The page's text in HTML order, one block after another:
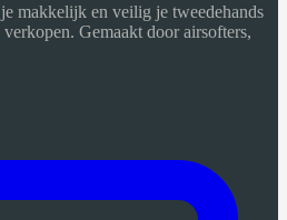
makkelijk en veilig je tweedehands
Gemaakt door airsofters,